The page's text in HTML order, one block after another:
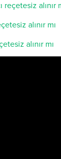
reçetesiz alınır
alınır mı
alınır mı